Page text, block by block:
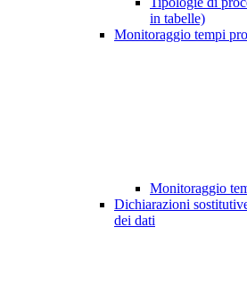
in tabelle)
Monitoraggio tempi
Monitoraggio
Dichiarazioni
dei dati